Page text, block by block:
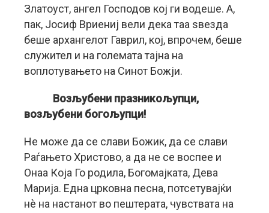
Златоуст, ангел Господов кој ги водеше. А,
пак, Јосиф Вриениј вели дека таа ѕвезда
беше архангелот Гаврил, кој, впрочем, беше
служител и на големата тајна на
воплотувањето на Синот Божји.
Возљубени празникољупци,
возљубени богољупци!
Не може да се слави Божик, да се слави
Раѓањето Христово, а да не се воспее и
Онаа Која Го родила, Богомајката, Дева
Марија. Една црковна песна, потсетувајќи
нè на настанот во пештерата, чувствата на